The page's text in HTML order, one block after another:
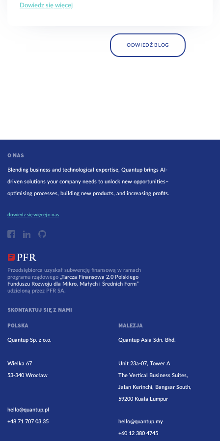
Dowiedz się więcej
ODWIEDŹ BLOG
O NAS
Blending business and technological expertise, Quantup brings AI-
driven solutions your company needs to unlock new opportunities–
optimising processes, building new products, and increasing profits.
dowiedz się więcej o nas
Przedsiębiorca uzyskał subwencję finansową w ramach
programu rządowego „Tarcza Finansowa 2.0 Polskiego
Funduszu Rozwoju dla Mikro, Małych i Średnich Form”
udzieloną przez PFR SA.
SKONTAKTUJ SIĘ Z NAMI
POLSKA
Quantup Sp. z o.o.
Wielka 67
53-340 Wrocław
hello@quantup.pl
+48 71 707 03 35
MALEZJA
Quantup Asia Sdn. Bhd.
Unit 23a-07, Tower A
The Vertical Business Suites,
Jalan Kerinchi, Bangsar South,
59200 Kuala Lumpur
hello@quantup.my
+60 12 380 4745